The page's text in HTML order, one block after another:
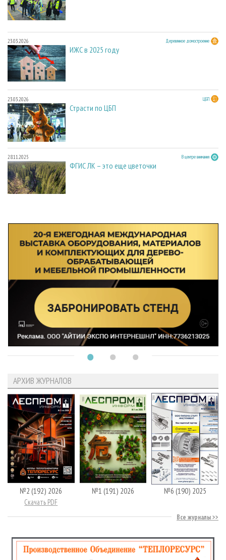
23.03.2026 Деревянное домостроение
ИЖС в 2025 году
23.03.2026 ЦБП
Страсти по ЦБП
28.11.2025 В центре внимания
ФГИС ЛК – это еще цветочки
АРХИВ ЖУРНАЛОВ
№2 (192) 2026
Скачать PDF
№1 (191) 2026 №6 (190) 2025
Все журналы